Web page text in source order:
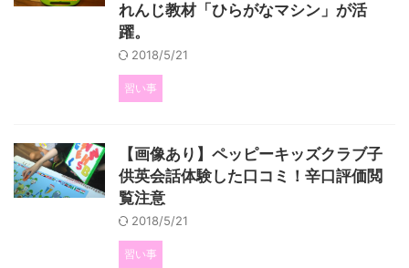
れんじ教材「ひらがなマシン」が活
躍。
2018/5/21
習い事
【画像あり】ペッピーキッズクラブ子
供英会話体験した口コミ！辛口評価閲
覧注意
2018/5/21
習い事